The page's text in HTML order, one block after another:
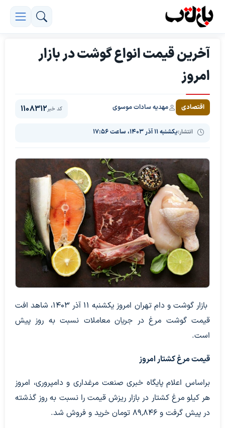
آخرین قیمت انواع گوشت در بازار
امروز
اقتصادی مهدیه سادات موسوی
انتشار:یکشنبه ۱۱ آذر ۱۴۰۳، ساعت ۱۷:۵۶
کد خبر1108312
بازار گوشت و دام تهران امروز یکشنبه ۱۱ آذر ۱۴۰۳، شاهد افت
قیمت گوشت مرغ در جریان معاملات نسبت به روز پیش
است.
قیمت مرغ کشتار امروز
براساس اعلام پایگاه خبری صنعت مرغداری و دامپروری، امروز
هر کیلو مرغ کشتار در بازار ریزش قیمت را نسبت به روز گذشته
در پیش گرفت و 89,846 تومان خرید و فروش شد.